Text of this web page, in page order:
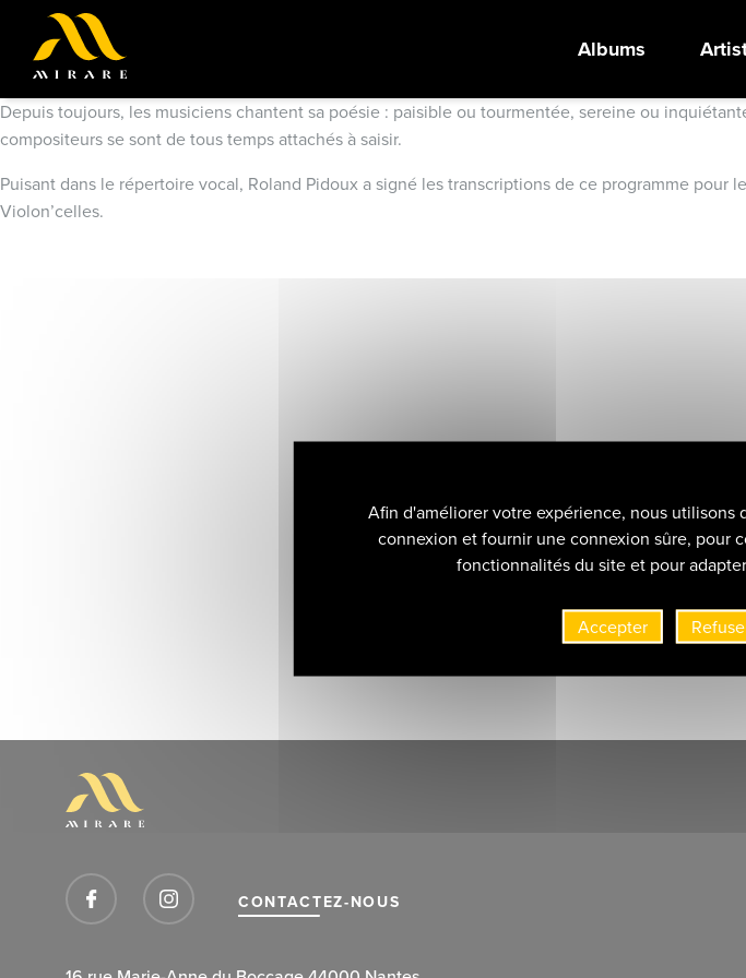
Albums
Depuis toujours, les musiciens chantent sa poésie : paisible ou tourmentée, sereine ou
compositeurs se sont de tous temps attachés à saisir.
Puisant dans le répertoire vocal, Roland Pidoux a signé les transcriptions de ce programme pour
Violon’celles.
CONTACTEZ-NOUS
Afin d'améliorer votre expérience, nous
connexion et fournir une connexion sûre, pour
fonctionnalités du site et pour
Accepter